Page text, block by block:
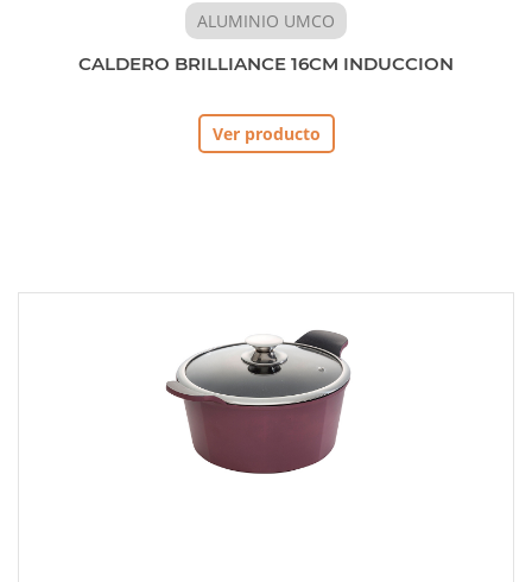
ALUMINIO UMCO
CALDERO BRILLIANCE 16CM INDUCCION
Ver producto